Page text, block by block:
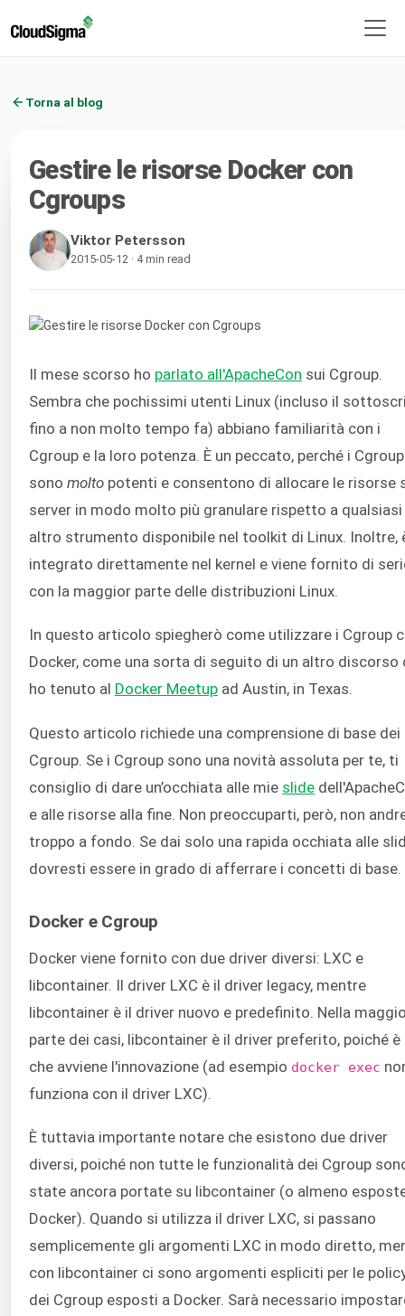
Torna al blog
Gestire le risorse Docker con
Cgroups
Viktor Petersson
2015-05-12 · 4 min read
Il mese scorso ho parlato all'ApacheCon sui Cgroup.
Sembra che pochissimi utenti Linux (incluso il
fino a non molto tempo fa) abbiano familiarità con i
Cgroup e la loro potenza. È un peccato, perché i Cgroup
sono molto potenti e consentono di allocare le risorse
server in modo molto più granulare rispetto a qualsiasi
altro strumento disponibile nel toolkit di Linux. Inoltre,
integrato direttamente nel kernel e viene fornito di
con la maggior parte delle distribuzioni Linux.
In questo articolo spiegherò come utilizzare i Cgroup
Docker, come una sorta di seguito di un altro discorso
ho tenuto al Docker Meetup ad Austin, in Texas.
Questo articolo richiede una comprensione di base dei
Cgroup. Se i Cgroup sono una novità assoluta per te, ti
consiglio di dare un’occhiata alle mie slide
e alle risorse alla fine. Non preoccuparti, però, non
troppo a fondo. Se dai solo una rapida occhiata alle
dovresti essere in grado di afferrare i concetti di base.
Docker e Cgroup
Docker viene fornito con due driver diversi: LXC e
libcontainer. Il driver LXC è il driver legacy, mentre
libcontainer è il driver nuovo e predefinito. Nella
parte dei casi, libcontainer è il driver preferito, poiché è
che avviene l'innovazione (ad esempio docker exec
funziona con il driver LXC).
È tuttavia importante notare che esistono due driver
diversi, poiché non tutte le funzionalità dei Cgroup
state ancora portate su libcontainer (o almeno
Docker). Quando si utilizza il driver LXC, si passano
semplicemente gli argomenti LXC in modo diretto,
con libcontainer ci sono argomenti espliciti per le
dei Cgroup esposti a Docker. Sarà necessario